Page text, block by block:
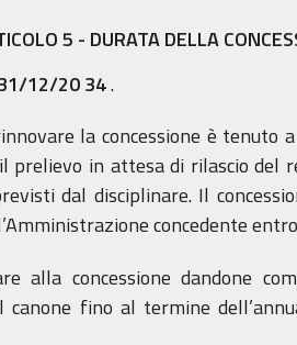
5 - DURATA DELLA
12/2034.
la concessione è
prelievo in attesa di rilascio
dal disciplinare. Il
concedente
alla concessione dandone
canone fino al termine